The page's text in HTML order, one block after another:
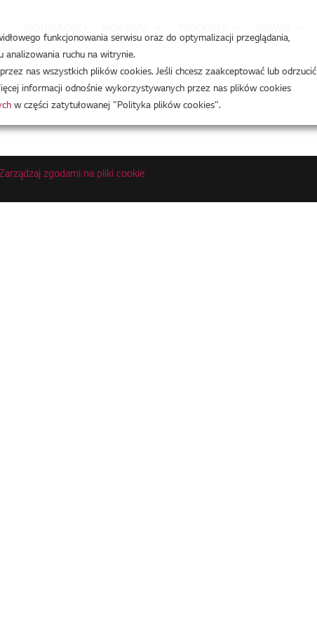
zgodami na pliki cookie
funkcjonowania serwisu oraz do optymalizacji przeglądania,
analizowania ruchu na witrynie.
nas wszystkich plików cookies. Jeśli chcesz zaakceptować lub odrzucić
informacji odnośnie wykorzystywanych przez nas plików cookies
w części zatytułowanej "Polityka plików cookies".